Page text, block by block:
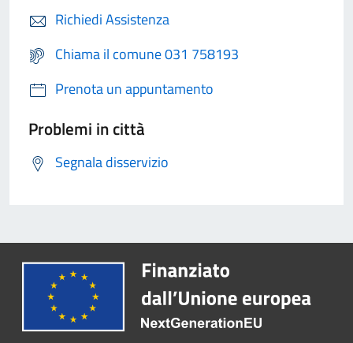
Richiedi Assistenza
Chiama il comune 031 758193
Prenota un appuntamento
Problemi in città
Segnala disservizio